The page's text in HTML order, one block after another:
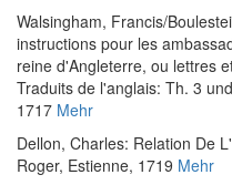
Walsingham, Francis/
instructions pour les
reine d'Angleterre, ou lettres
Traduits de l'anglais: Th. 3
1717 Mehr
Dellon, Charles: Relation De
Roger, Estienne, 1719 Mehr